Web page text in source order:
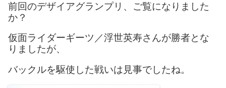
前回のデザイアグランプリ、ご覧になりました
か？
仮面ライダーギーツ／浮世英寿さんが勝者とな
りましたが、
バックルを駆使した戦いは見事でしたね。